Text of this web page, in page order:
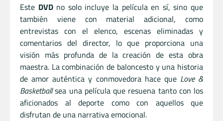
Este DVDno solo incluye la película en sí, sino que
también viene con material adicional, como
entrevistas con el elenco, escenas eliminadas y
comentarios del director, lo que proporciona una
visión más profunda de la creación de esta obra
maestra. La combinación de baloncesto y una historia
de amor auténtica y conmovedora hace que Love &
Basketballsea una película que resuena tanto con los
aficionados al deporte como con aquellos que
disfrutan de una narrativa emocional.